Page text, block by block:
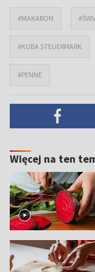
#MAKARON
#KUBA STEUERMARK
#PENNE
Więcej na ten